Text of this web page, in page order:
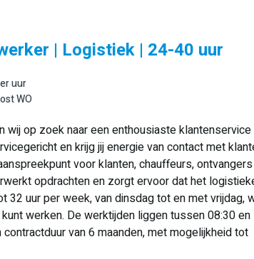
| Logistiek | 24-40 uur
uur
WO
wij op zoek naar een enthousiaste klantenservice
en krijg jij energie van contact met
voor klanten, chauffeurs,
opdrachten en zorgt ervoor dat het
uur per week, van dinsdag tot en met vrijdag,
werken. De werktijden liggen tussen 08:30 en
van 6 maanden, met mogelijkheid tot